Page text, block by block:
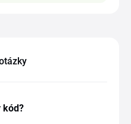
kód?